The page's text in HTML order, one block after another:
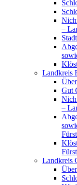
–
Landkreis
Gut
–
Landkreis